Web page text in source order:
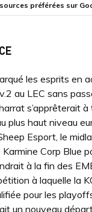
préférées sur
les esprits en
au LEC sans
s’apprêterait
plus haut niveau
Esport, le
Corp Blue
à la fin des
à laquelle la
pour les
un nouveau